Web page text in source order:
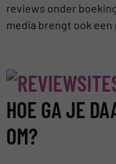
reviews onder
media brengt ook
HOE GA JE
OM?